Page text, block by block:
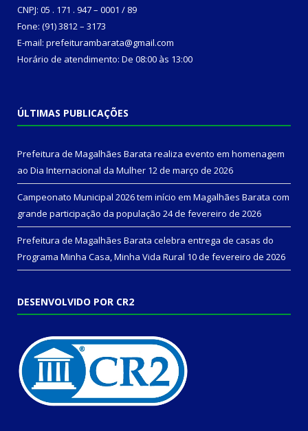
CNPJ: 05 . 171 . 947 – 0001 / 89
Fone: (91) 3812 – 3173
E-mail: prefeiturambarata@gmail.com
Horário de atendimento: De 08:00 às 13:00
ÚLTIMAS PUBLICAÇÕES
Prefeitura de Magalhães Barata realiza evento em homenagem
ao Dia Internacional da Mulher 12 de março de 2026
Campeonato Municipal 2026 tem início em Magalhães Barata com
grande participação da população 24 de fevereiro de 2026
Prefeitura de Magalhães Barata celebra entrega de casas do
Programa Minha Casa, Minha Vida Rural 10 de fevereiro de 2026
DESENVOLVIDO POR CR2